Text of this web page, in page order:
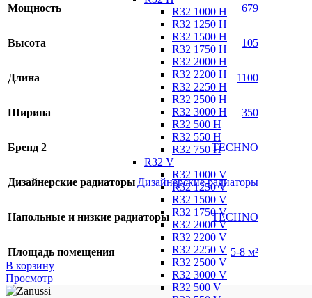
R32 1000 H
R32 1250 H
R32 1500 H
R32 1750 H
R32 2000 H
R32 2200 H
R32 2250 H
R32 2500 H
R32 3000 H
R32 500 H
R32 550 H
R32 750 H
R32 V
R32 1000 V
R32 1250 V
R32 1500 V
R32 1750 V
R32 2000 V
R32 2200 V
R32 2250 V
R32 2500 V
R32 3000 V
R32 500 V
Мощность
679
Высота 105
Длина 1100
Ширина 350
Бренд 2 TECHNO
Дизайнерские радиаторы Дизайнерские радиаторы
Напольные и низкие радиаторы TECHNO
Площадь помещения
5-8 м²
В корзину
Просмотр